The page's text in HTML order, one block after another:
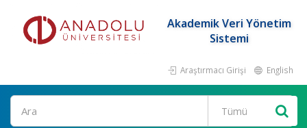
Akademik Veri Yönetim
Sistemi
Araştırmacı Girişi English
Ara